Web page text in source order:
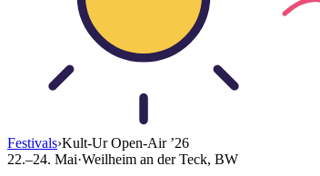
Festivals›Kult-Ur Open-Air’26
22.–24. Mai·Weilheim an der Teck, BW